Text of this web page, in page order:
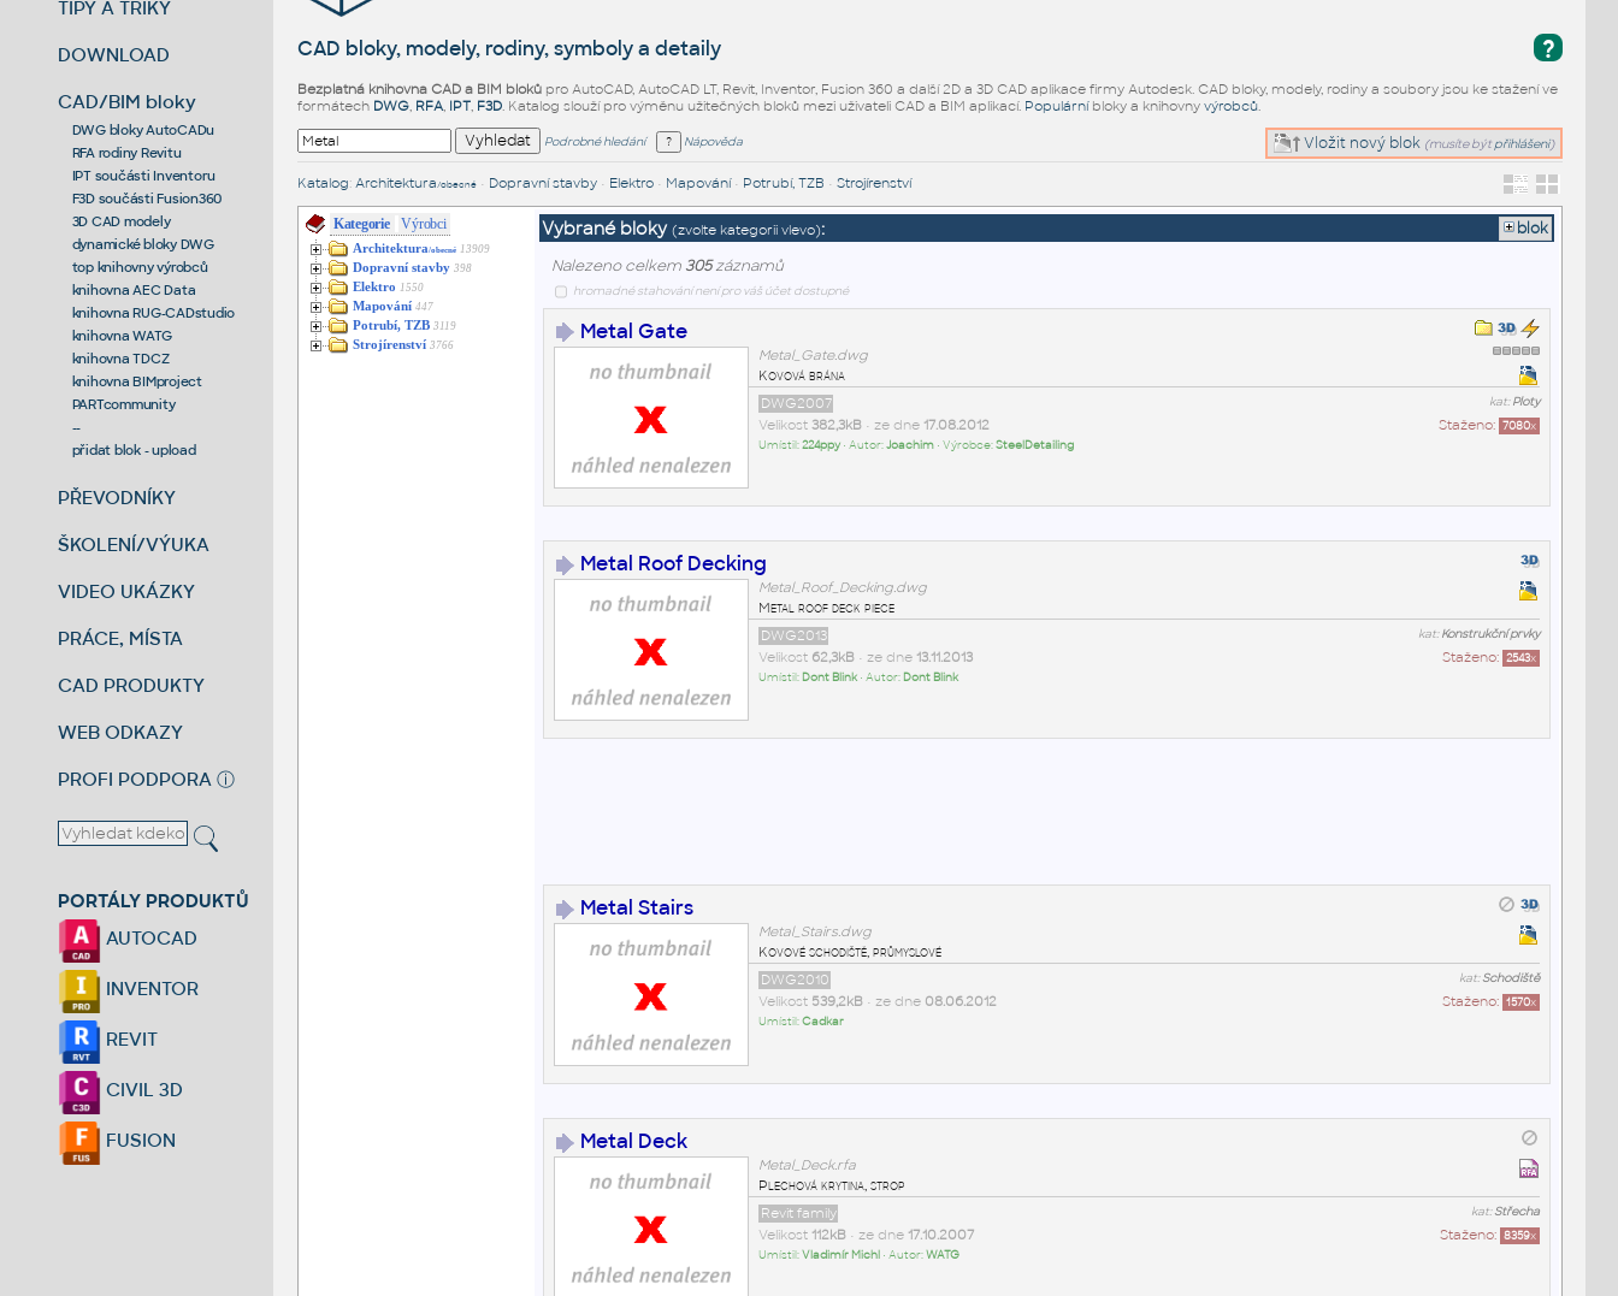
TIPY A TRIKY
DOWNLOAD
CAD/BIM bloky
DWG bloky AutoCADu
RFA rodiny Revitu
IPT součásti Inventoru
F3D součásti Fusion360
3D CAD modely
dynamické bloky DWG
top knihovny výrobců
knihovna AEC Data
knihovna RUG-CADstudio
knihovna WATG
knihovna TDCZ
knihovna BIMproject
PARTcommunity
--
přidat blok - upload
PŘEVODNÍKY
ŠKOLENÍ/VÝUKA
VIDEO UKÁZKY
PRÁCE, MÍSTA
CAD PRODUKTY
WEB ODKAZY
PROFI PODPORA ⓘ
PORTÁLY PRODUKTŮ
AUTOCAD
INVENTOR
REVIT
CIVIL 3D
FUSION
?
CAD bloky, modely, rodiny, symboly a detaily
Bezplatná knihovna CAD a BIM blokůpro AutoCAD, AutoCAD LT, Revit, Inventor, Fusion 360 a další 2D a 3D CAD aplikace firmy Autodesk. CAD bloky, modely, rodiny a soubory jsou ke stažení ve
formátech DWG, RFA, IPT, F3D. Katalog slouží pro výměnu užitečných bloků mezi uživateli CAD a BIM aplikací. Populárníbloky a knihovny výrobců.
Vložit nový blok (musíte být přihlášeni)
Podrobné hledání Nápověda
Katalog: Architektura /obecné• Dopravní stavby• Elektro• Mapování• Potrubí, TZB • Strojírenství
Kategorie Výrobci
Architektura/obecné 13909
Dopravní stavby 398
Elektro 1550
Mapování 447
Potrubí, TZB 3119
Strojírenství 3766
Vybrané bloky (zvolte kategorii vlevo):
blok
Nalezeno celkem 305záznamů
hromadné stahování není pro váš účet dostupné
Metal Gate
Metal_Gate.dwg
Kovová brána
kat:Ploty
DWG2007
Staženo: 7080x
Velikost 382,3kB• ze dne 17.08.2012
Umístil:224ppy• Autor:Joachim• Výrobce:SteelDetailing
Metal Roof Decking
Metal_Roof_Decking.dwg
Metal roof deck piece
kat:Konstrukční prvky
DWG2013
Staženo: 2543x
Velikost 62,3kB• ze dne 13.11.2013
Umístil: Dont Blink• Autor: Dont Blink
Metal Stairs
Metal_Stairs.dwg
Kovové schodiště, průmyslové
kat:Schodiště
DWG2010
Staženo: 1570x
Velikost 539,2kB• ze dne 08.06.2012
Umístil:Cadkar
Metal Deck
Metal_Deck.rfa
Plechová krytina, strop
kat:Střecha
Revit family
Staženo: 8359x
Velikost 112kB• ze dne 17.10.2007
Umístil:Vladimír Michl• Autor:WATG